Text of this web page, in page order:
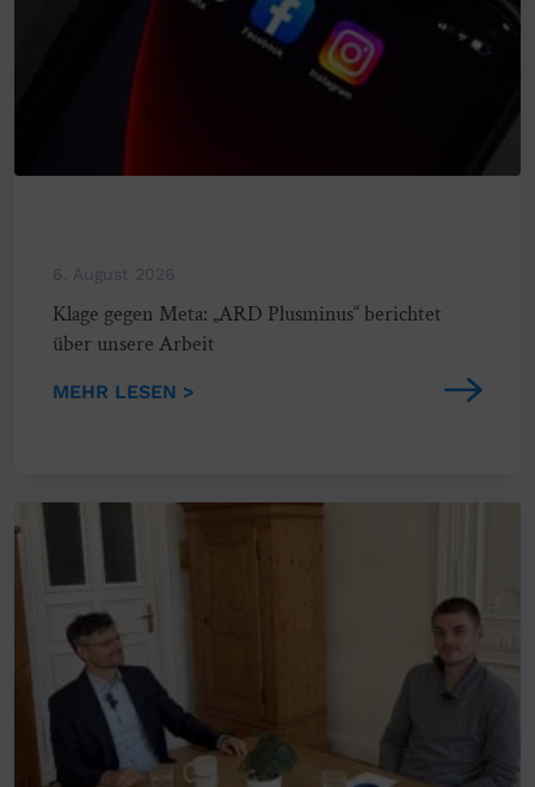
6. August 2026
Klage gegen Meta: „ARD Plusminus“ berichtet
über unsere Arbeit
MEHR LESEN >